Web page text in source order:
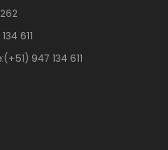
611
947 134 611